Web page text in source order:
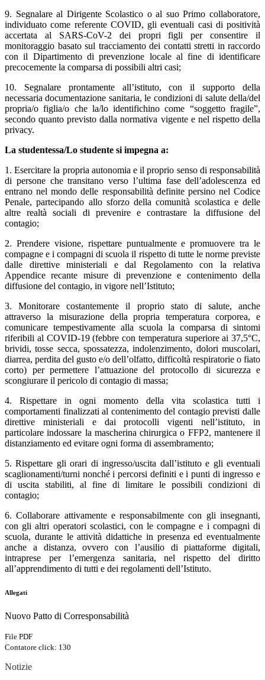
9. Segnalare al Dirigente Scolastico o al suo Primo collaboratore,
individuato come referente COVID, gli eventuali casi di positività
accertata al SARS-CoV-2 dei propri figli per consentire il
monitoraggio basato sul tracciamento dei contatti stretti in raccordo
con il Dipartimento di prevenzione locale al fine di identificare
precocemente la comparsa di possibili altri casi;
10. Segnalare prontamente all’istituto, con il supporto della
necessaria documentazione sanitaria, le condizioni di salute della/del
propria/o figlia/o che la/lo identifichino come “soggetto fragile”,
secondo quanto previsto dalla normativa vigente e nel rispetto della
privacy.
La studentessa/Lo studente si impegna a:
1. Esercitare la propria autonomia e il proprio senso di responsabilità
di persone che transitano verso l’ultima fase dell’adolescenza ed
entrano nel mondo delle responsabilità definite persino nel Codice
Penale, partecipando allo sforzo della comunità scolastica e delle
altre realtà sociali di prevenire e contrastare la diffusione del
contagio;
2. Prendere visione, rispettare puntualmente e promuovere tra le
compagne e i compagni di scuola il rispetto di tutte le norme previste
dalle direttive ministeriali e dal Regolamento con la relativa
Appendice recante misure di prevenzione e contenimento della
diffusione del contagio, in vigore nell’Istituto;
3. Monitorare costantemente il proprio stato di salute, anche
attraverso la misurazione della propria temperatura corporea, e
comunicare tempestivamente alla scuola la comparsa di sintomi
riferibili al COVID-19 (febbre con temperatura superiore ai 37,5°C,
brividi, tosse secca, spossatezza, indolenzimento, dolori muscolari,
diarrea, perdita del gusto e/o dell’olfatto, difficoltà respiratorie o fiato
corto) per permettere l’attuazione del protocollo di sicurezza e
scongiurare il pericolo di contagio di massa;
4. Rispettare in ogni momento della vita scolastica tutti i
comportamenti finalizzati al contenimento del contagio previsti dalle
direttive ministeriali e dai protocolli vigenti nell’istituto, in
particolare indossare la mascherina chirurgica o FFP2, mantenere il
distanziamento ed evitare ogni forma di assembramento;
5. Rispettare gli orari di ingresso/uscita dall’istituto e gli eventuali
scaglionamenti/turni nonché i percorsi definiti e i punti di ingresso e
di uscita stabiliti, al fine di limitare le possibili condizioni di
contagio;
6. Collaborare attivamente e responsabilmente con gli insegnanti,
con gli altri operatori scolastici, con le compagne e i compagni di
scuola, durante le attività didattiche in presenza ed eventualmente
anche a distanza, ovvero con l’ausilio di piattaforme digitali,
intraprese per l’emergenza sanitaria, nel rispetto del diritto
all’apprendimento di tutti e dei regolamenti dell’Istituto.
Allegati
Nuovo Patto di Corresponsabilità
File PDF
Contatore click: 130
Notizie